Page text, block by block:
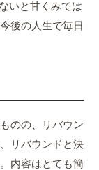
いと甘くみては
後の人生で毎日
のの、リバウン
リバウンドと決
内容はとても簡